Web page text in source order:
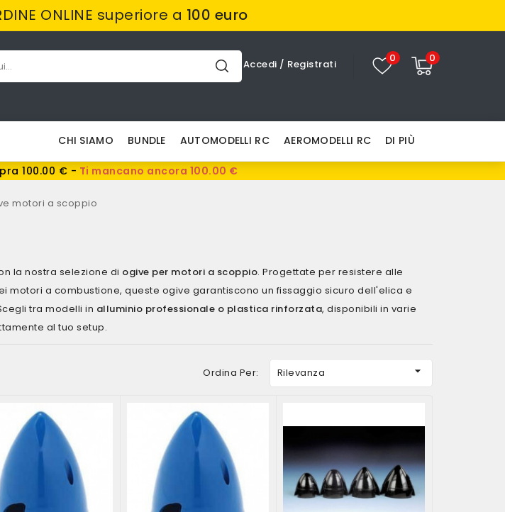
ONLINE superiore a 100 euro
0
0
Accedi / Registrati
CHI SIAMO BUNDLE AUTOMODELLI RC AEROMODELLI RC DI PIÙ
100.00 € - Ti mancano ancora 100.00 €
motori a scoppio
la nostra selezione di ogive per motori a scoppio. Progettate per resistere alle
motori a combustione, queste ogive garantiscono un fissaggio sicuro dell'elica e
tra modelli in alluminio professionale o plastica rinforzata, disponibili in varie
al tuo setup.
Ordina Per: Rilevanza 